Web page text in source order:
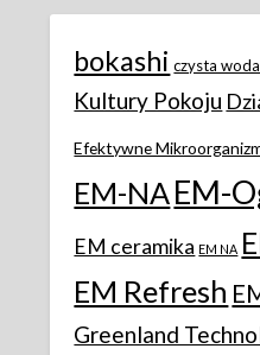
bokashi czysta woda
Kultury Pokoju
Efektywne
EM-NAEM-
EM ceramika EM NA
EM Refresh
Greenland